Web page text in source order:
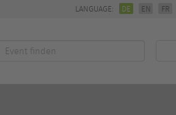
LANGUAGE: DE EN FR